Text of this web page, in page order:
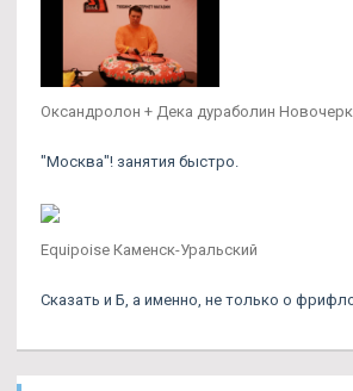
Оксандролон + Дека дураболин
"Москва"! занятия быстро.
Equipoise Каменск-Уральский
Сказать и Б, а именно, не только о